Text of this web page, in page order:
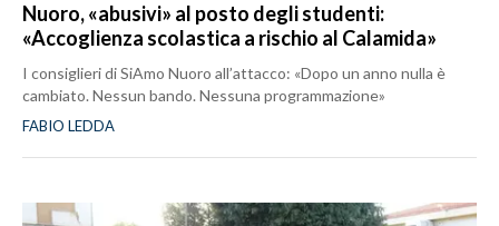
Nuoro, «abusivi» al posto degli studenti:
«Accoglienza scolastica a rischio al Calamida»
I consiglieri di SiAmo Nuoro all’attacco: «Dopo un anno nulla è
cambiato. Nessun bando. Nessuna programmazione»
FABIO LEDDA